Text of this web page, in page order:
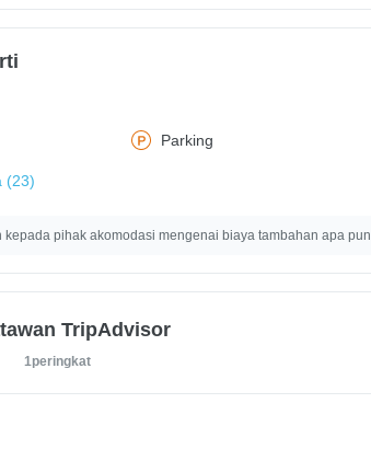
Parking
(23)
kepada pihak akomodasi mengenai biaya tambahan apa pun.
TripAdvisor
1peringkat